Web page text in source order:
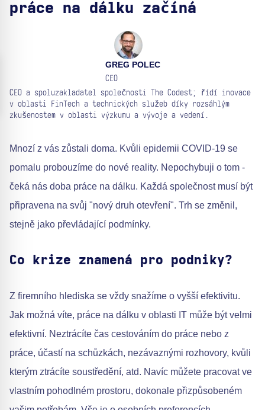
práce na dálku začíná
GREG POLEC
CEO
CEO a spoluzakladatel společnosti The Codest; řídí inovace
v oblasti FinTech a technických služeb díky rozsáhlým
zkušenostem v oblasti výzkumu a vývoje a vedení.
Mnozí z vás zůstali doma. Kvůli epidemii COVID-19 se
pomalu probouzíme do nové reality. Nepochybuji o tom -
čeká nás doba práce na dálku. Každá společnost musí být
připravena na svůj "nový druh otevření". Trh se změnil,
stejně jako převládající podmínky.
Co krize znamená pro podniky?
Z firemního hlediska se vždy snažíme o vyšší efektivitu.
Jak možná víte, práce na dálku v oblasti IT může být velmi
efektivní. Neztrácíte čas cestováním do práce nebo z
práce, účastí na schůzkách, nezávaznými rozhovory, kvůli
kterým ztrácíte soustředění, atd. Navíc můžete pracovat ve
vlastním pohodlném prostoru, dokonale přizpůsobeném